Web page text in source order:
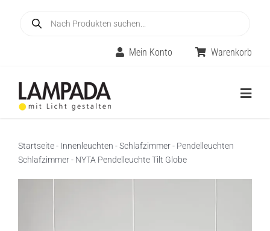
search
Mein Konto Warenkorb
Online-Shop
Startseite- Innenleuchten -Schlafzimmer- Pendelleuchten
Schlafzimmer- NYTA Pendelleuchte Tilt Globe